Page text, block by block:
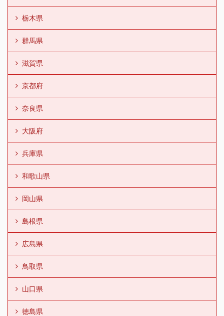
栃木県
群馬県
滋賀県
京都府
奈良県
大阪府
兵庫県
和歌山県
岡山県
島根県
広島県
鳥取県
山口県
徳島県